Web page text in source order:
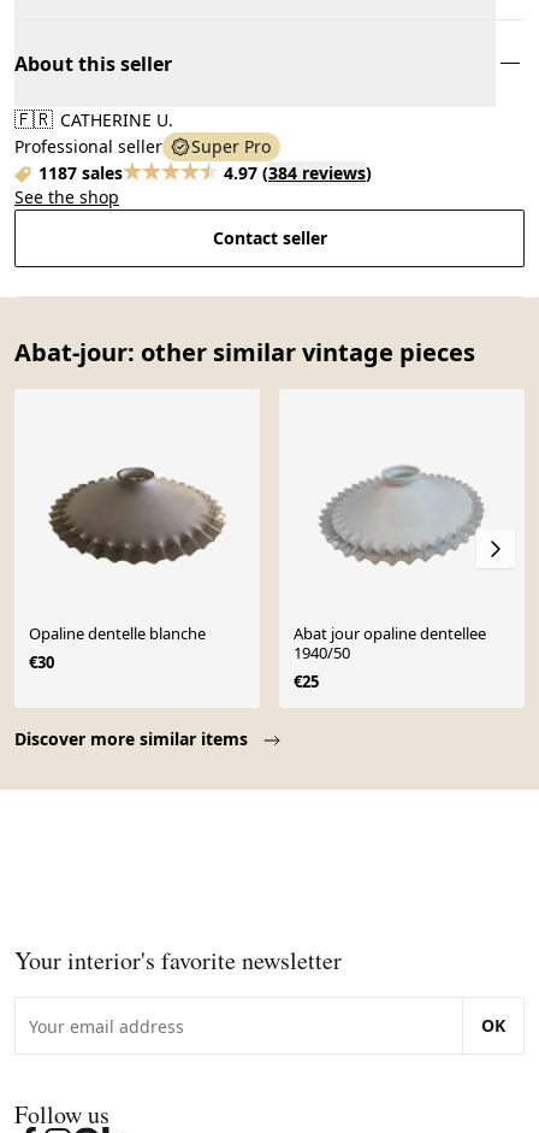
About this seller
🇫🇷 CATHERINE U.
Professional seller
Super Pro
1187 sales
4.97 (384 reviews)
See the shop
Contact seller
Abat-jour: other similar vintage pieces
Discover more similar items
Opaline dentelle blanche
€30
Abat jour opaline dentellee
1940/50
€25
Your interior's favorite newsletter
OK
Follow us